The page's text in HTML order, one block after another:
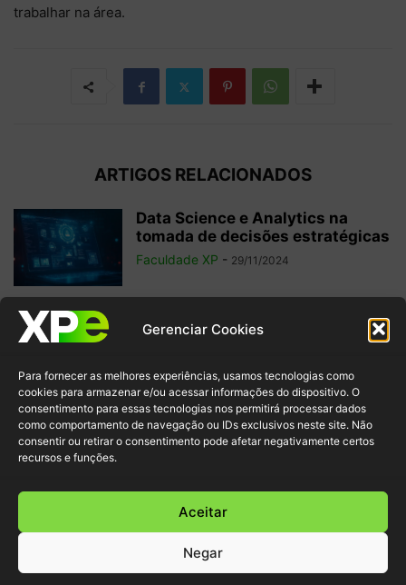
Gerenciar Cookies
Para fornecer as melhores experiências, usamos tecnologias como
cookies para armazenar e/ou acessar informações do dispositivo. O
consentimento para essas tecnologias nos permitirá processar dados
como comportamento de navegação ou IDs exclusivos neste site. Não
consentir ou retirar o consentimento pode afetar negativamente certos
recursos e funções.
Aceitar
Negar
trabalhar na área.
ARTIGOS RELACIONADOS
Data Science e Analytics na
tomada de decisões estratégicas
Faculdade XP - 29/11/2024
Análise de Dados: quais métricas
o profissional de Dados precisa
Redação Faculdade XP - 01/04/2024
Nômade Digital: 10 Profissões na
Área de Tecnologia para
14/03/2024